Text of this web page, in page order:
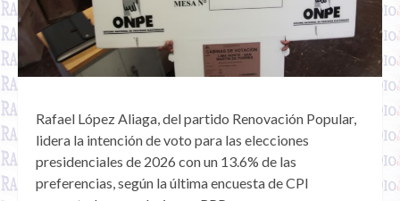
Rafael López Aliaga, del partido Renovación Popular,
lidera la intención de voto para las elecciones
presidenciales de 2026 con un 13.6% de las
preferencias, según la última encuesta de CPI